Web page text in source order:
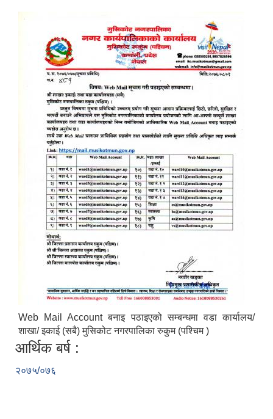
Web Mail Account बनाइ पठाइएको सम्बन्धमा वडा कार्यालय/
शाखा/ इकाई (सबै) मुसिकोट नगरपालिका रुकुम (पश्चिम )
आर्थिक बर्ष :
२०७५/०७६